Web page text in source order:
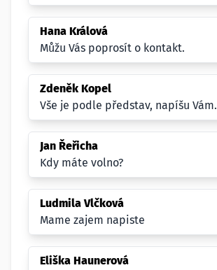
Hana Králová
Můžu Vás poprosít o kontakt.
Zdeněk Kopel
Vše je podle představ, napíšu Vám.
Jan Řeřicha
Kdy máte volno?
Ludmila Vlčková
Mame zajem napiste
Eliška Haunerová